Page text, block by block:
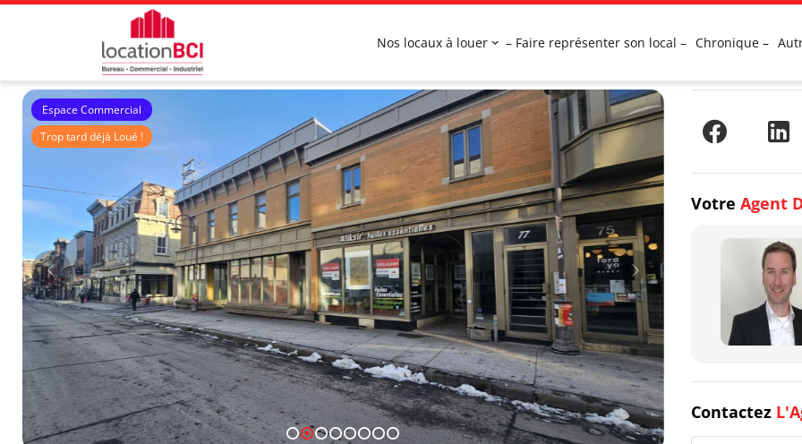
Nos locaux à louer – Faire représenter son local – Chronique –
Espace Commercial
Trop tard déjà Loué !
Votre Agent
Contactez